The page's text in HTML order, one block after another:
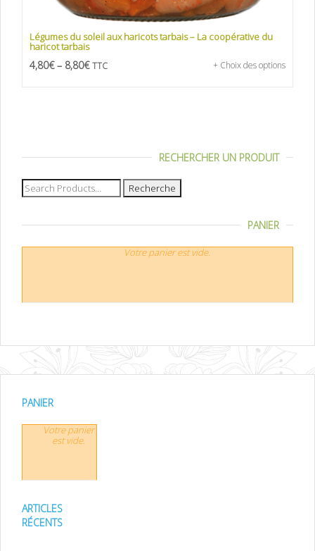
Légumes du soleil aux haricots tarbais – La coopérative du
haricot tarbais
4,80€– 8,80€ TTC + Choix des options
RECHERCHER UN PRODUIT
Recherche
pour :
PANIER
Votre panier est vide.
PANIER
Votre panier
est vide.
ARTICLES
RÉCENTS